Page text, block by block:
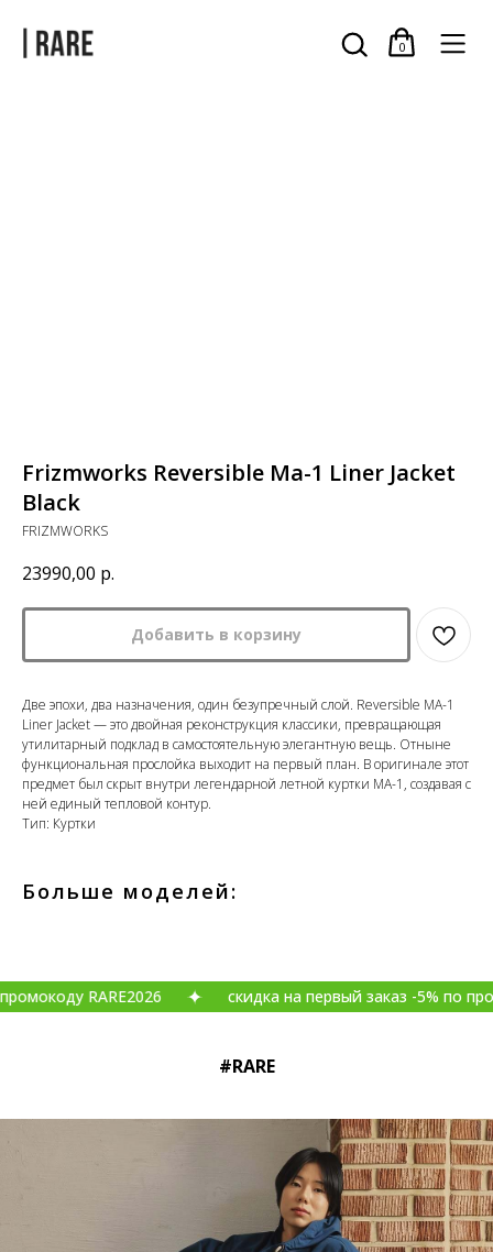
Frizmworks Reversible Ma-1 Liner Jacket
Black
FRIZMWORKS
23990,00 р.
Добавить в корзину
Две эпохи, два назначения, один безупречный слой. Reversible MA-1
Liner Jacket — это двойная реконструкция классики, превращающая
утилитарный подклад в самостоятельную элегантную вещь. Отныне
функциональная прослойка выходит на первый план. В оригинале этот
предмет был скрыт внутри легендарной летной куртки MA-1, создавая с
ней единый тепловой контур.
Тип: Куртки
Больше моделей:
RARE2026 скидка на первый заказ -5% по промокоду
#RARE